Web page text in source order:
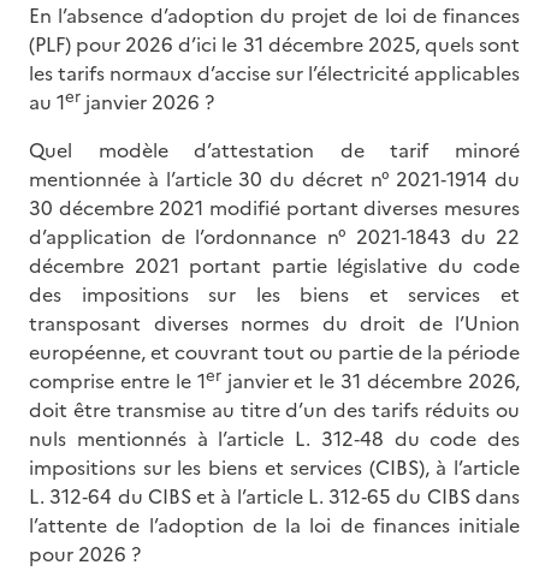
En l’absence d’adoption du projet de loi de finances
(PLF) pour 2026 d’ici le 31 décembre 2025, quels sont
les tarifs normaux d’accise sur l’électricité applicables
au 1er janvier 2026 ?
Quel modèle d’attestation de tarif minoré
mentionnée à l’article 30 du décret n° 2021‑1914 du
30 décembre 2021 modifié portant diverses mesures
d’application de l’ordonnance n° 2021‑1843 du 22
décembre 2021 portant partie législative du code
des impositions sur les biens et services et
transposant diverses normes du droit de l’Union
européenne, et couvrant tout ou partie de la période
comprise entre le 1erjanvier et le 31 décembre 2026,
doit être transmise au titre d’un des tarifs réduits ou
nuls mentionnés à l’article L. 312‑48 du code des
impositions sur les biens et services (CIBS), à l’article
L. 312‑64 du CIBS et à l’article L. 312‑65 du CIBS dans
l’attente de l’adoption de la loi de finances initiale
pour 2026 ?